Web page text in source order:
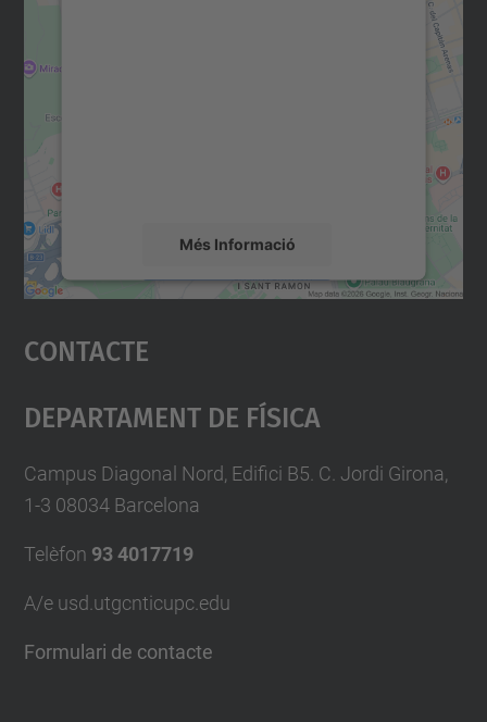
Més Informació
Accepta
powered by
Contacte
Departament De Física
Campus Diagonal Nord, Edifici B5. C. Jordi Girona,
1-3 08034 Barcelona
Telèfon 93 4017719
A/e usd.utgcnticupc.edu
Formulari de contacte